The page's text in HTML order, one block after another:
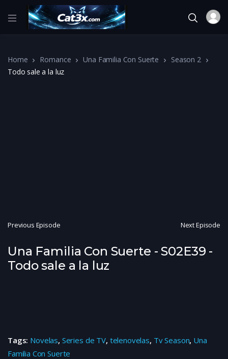
Home Romance Una Familia Con Suerte
Season 2
Todo sale a la luz
Previous Episode Next Episode
Una Familia Con Suerte - S02E39 -
Todo sale a la luz
Tags: Novelas, Series de TV, telenovelas, Tv Season, Una
Familia Con Suerte